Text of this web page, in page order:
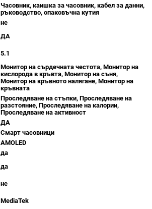
Часовник, каишка за часовник, кабел за данни,
ръководство, опаковъчна кутия
не
ДА
5.1
Монитор на сърдечната честота, Монитор на
кислорода в кръвта, Монитор на съня,
Монитор на кръвното налягане, Монитор на
кръвната
Проследяване на стъпки, Проследяване на
разстояние, Проследяване на калории,
Проследяване на активност
ДА
Смарт часовници
AMOLED
да
да
не
MediaTek